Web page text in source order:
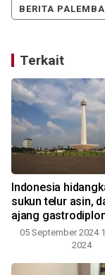
BERITA
Terkait
Indonesia
sukun telur asin,
ajang
05 September 2024
2024